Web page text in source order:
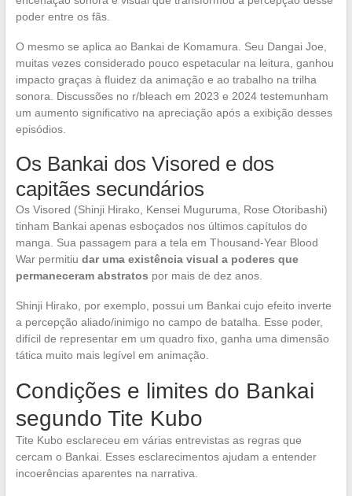
poder entre os fãs.
O mesmo se aplica ao Bankai de Komamura. Seu Dangai Joe,
muitas vezes considerado pouco espetacular na leitura, ganhou
impacto graças à fluidez da animação e ao trabalho na trilha
sonora. Discussões no r/bleach em 2023 e 2024 testemunham
um aumento significativo na apreciação após a exibição desses
episódios.
Os Bankai dos Visored e dos
capitães secundários
Os Visored (Shinji Hirako, Kensei Muguruma, Rose Otoribashi)
tinham Bankai apenas esboçados nos últimos capítulos do
manga. Sua passagem para a tela em Thousand-Year Blood
War permitiu dar uma existência visual a poderes que
permaneceram abstratos por mais de dez anos.
Shinji Hirako, por exemplo, possui um Bankai cujo efeito inverte
a percepção aliado/inimigo no campo de batalha. Esse poder,
difícil de representar em um quadro fixo, ganha uma dimensão
tática muito mais legível em animação.
Condições e limites do Bankai
segundo Tite Kubo
Tite Kubo esclareceu em várias entrevistas as regras que
cercam o Bankai. Esses esclarecimentos ajudam a entender
incoerências aparentes na narrativa.